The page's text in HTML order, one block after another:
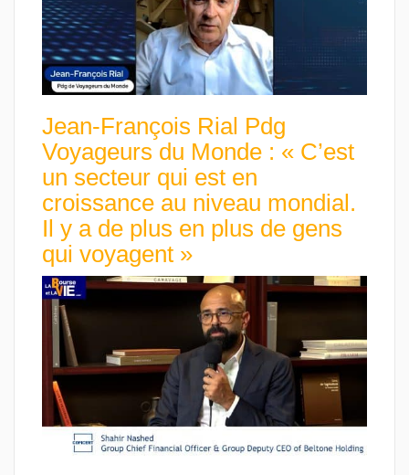
Jean-François Rial Pdg
Voyageurs du Monde : « C’est
un secteur qui est en
croissance au niveau mondial.
Il y a de plus en plus de gens
qui voyagent »